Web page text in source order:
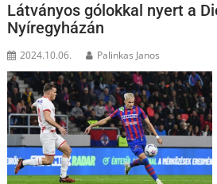
Látványos gólokkal nyert a
Nyíregyházán
2024.10.06. Palinkas Janos